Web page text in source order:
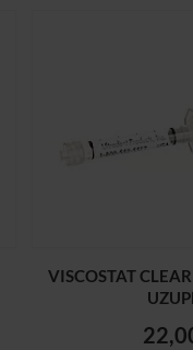
VISCOSTAT